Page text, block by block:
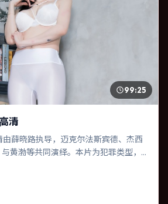
99:25
清
薛晓路执导，迈克尔·法斯宾德、杰西
黄渤等共同演绎。本片为犯罪类型，
本。两代人的隔阂在故乡小城被慢慢
暖，节奏紧凑，人物动机清晰，适合
的观众。